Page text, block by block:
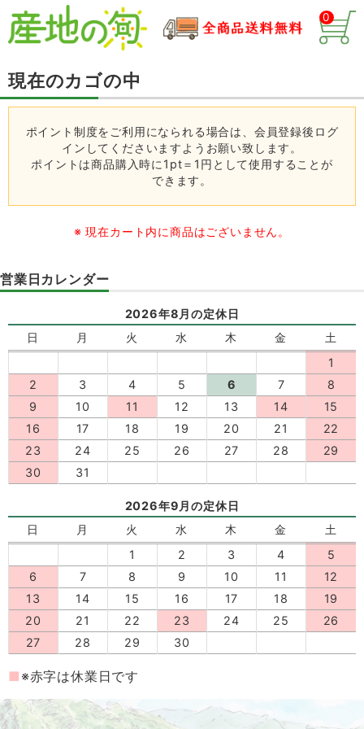
0
現在のカゴの中
ポイント制度をご利用になられる場合は、会員登録後ログ
インしてくださいますようお願い致します。
ポイントは商品購入時に 1pt＝1円 として使用することが
できます。
※ 現在カート内に商品はございません。
営業日カレンダー
2026年8月の定休日
日
月 火 水 木 金
土
1
2
3 4 5 6 7
8
9
10 11 12 13 14
15
16
17 18 19 20 21
22
23
24 25 26 27 28
29
30
31
2026年9月の定休日
日
月 火 水 木 金
土
1
2 3 4
5
6
7 8 9 10 11
12
13
14 15 16 17 18
19
20
21 22 23 24 25
26
27
28 29 30
※赤字は休業日です